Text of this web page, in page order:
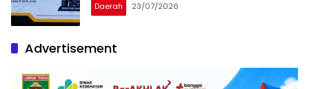
Daerah 23/07/2026
Advertisement